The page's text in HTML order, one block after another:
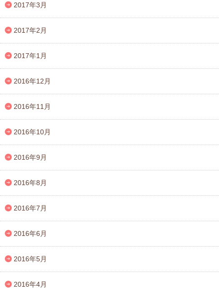
2017年3月
2017年2月
2017年1月
2016年12月
2016年11月
2016年10月
2016年9月
2016年8月
2016年7月
2016年6月
2016年5月
2016年4月